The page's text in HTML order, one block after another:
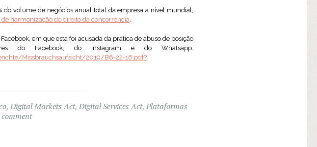
volume de negócios anual total da empresa a nível mundial,
de harmonização do direito da concorrência.
em que esta foi acusada da prática de abuso de posição
do Facebook, do Instagram e do Whatsapp.
Missbrauchsaufsicht/2019/B6-22-16.pdf?
, Digital Markets Act, Digital Services Act, Plataformas